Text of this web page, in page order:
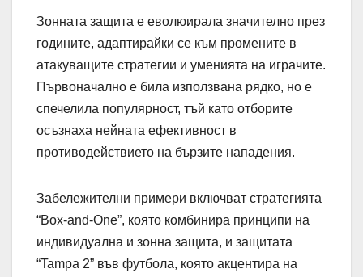
Зонната защита е еволюирала значително през
годините, адаптирайки се към промените в
атакуващите стратегии и уменията на играчите.
Първоначално е била използвана рядко, но е
спечелила популярност, тъй като отборите
осъзнаха нейната ефективност в
противодействието на бързите нападения.
Забележителни примери включват стратегията
“Box-and-One”, която комбинира принципи на
индивидуална и зонна защита, и защитата
“Tampa 2” във футбола, която акцентира на